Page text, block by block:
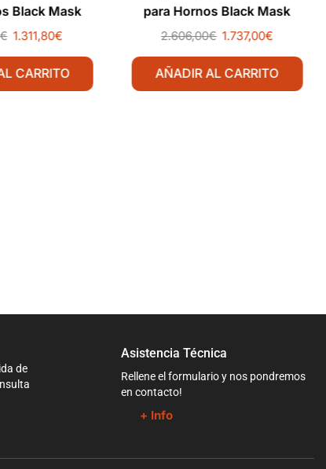
Black Mask
€ 1.311,80€
CARRITO
para Hornos Black Mask
MKKC1620 Línea Padova
2.606,00€ 1.737,00€
AÑADIR AL CARRITO
de
Asistencia Técnica
Rellene el formulario y nos pondremos
en contacto!
+ Info